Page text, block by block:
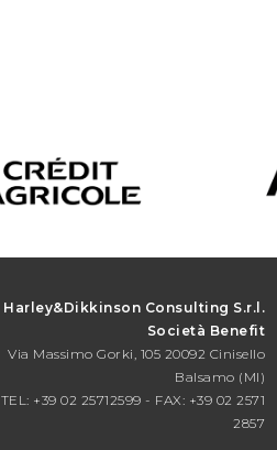
Harley&Dikkinson Consulting S.r.l.
Società Benefit
Via Massimo Gorki, 105 20092 Cinisello
Balsamo (MI)
TEL: +39 02 25712599 - FAX: +39 02 2571
2857